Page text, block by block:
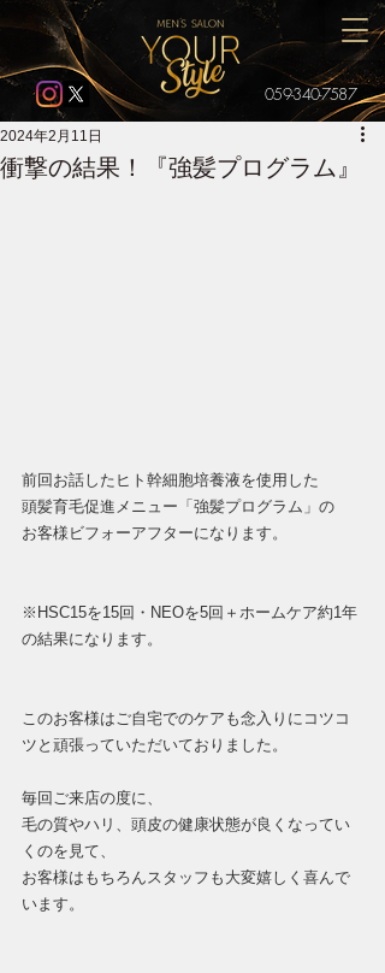
059-340-7587
衝撃の結果！『強髪プログラム』
2024年2月11日
前回お話したヒト幹細胞培養液を使用した
頭髪育毛促進メニュー「強髪プログラム」の
お客様ビフォーアフターになります。
※HSC15を15回・NEOを5回＋ホームケア約1年
の結果になります。
このお客様はご自宅でのケアも念入りにコツコ
ツと頑張っていただいておりました。
毎回ご来店の度に、
毛の質やハリ、頭皮の健康状態が良くなってい
くのを見て、
お客様はもちろんスタッフも大変嬉しく喜んで
います。